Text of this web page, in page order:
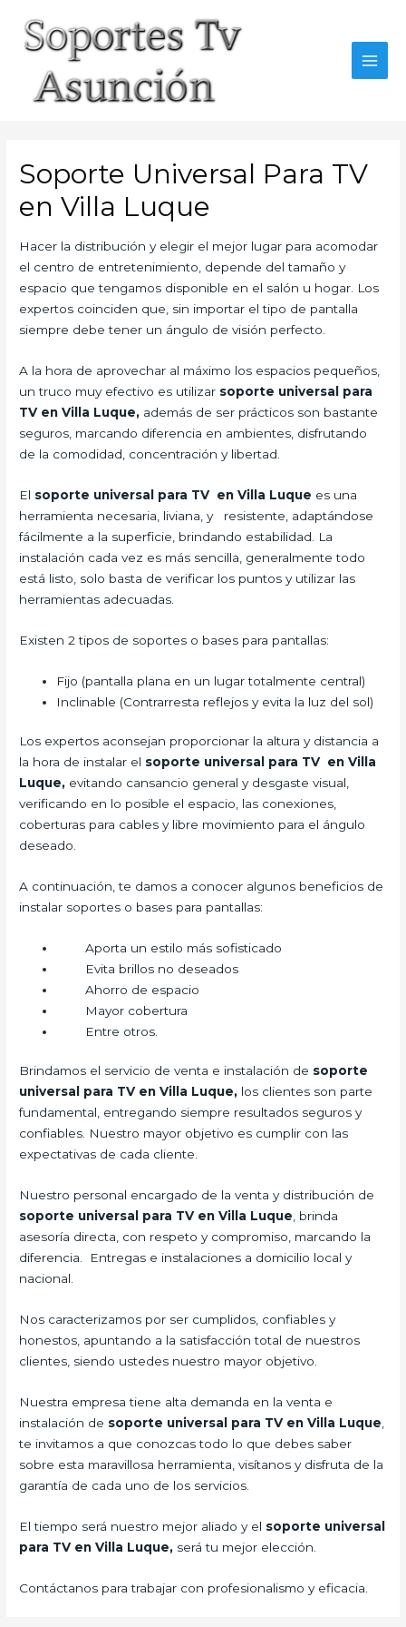
content
Soporte Universal Para TV
en Villa Luque
Hacer la distribución y elegir el mejor lugar para acomodar
el centro de entretenimiento, depende del tamaño y
espacio que tengamos disponible en el salón u hogar. Los
expertos coinciden que, sin importar el tipo de pantalla
siempre debe tener un ángulo de visión perfecto.
A la hora de aprovechar al máximo los espacios pequeños,
un truco muy efectivo es utilizar soporte universal para
TV en Villa Luque, además de ser prácticos son bastante
seguros, marcando diferencia en ambientes, disfrutando
de la comodidad, concentración y libertad.
El soporte universal para TV en Villa Luque es una
herramienta necesaria, liviana, y resistente, adaptándose
fácilmente a la superficie, brindando estabilidad. La
instalación cada vez es más sencilla, generalmente todo
está listo, solo basta de verificar los puntos y utilizar las
herramientas adecuadas.
Existen 2 tipos de soportes o bases para pantallas:
Fijo (pantalla plana en un lugar totalmente central)
Inclinable (Contrarresta reflejos y evita la luz del sol)
Los expertos aconsejan proporcionar la altura y distancia a
la hora de instalar el soporte universal para TV en Villa
Luque, evitando cansancio general y desgaste visual,
verificando en lo posible el espacio, las conexiones,
coberturas para cables y libre movimiento para el ángulo
deseado.
A continuación, te damos a conocer algunos beneficios de
instalar soportes o bases para pantallas:
Aporta un estilo más sofisticado
Evita brillos no deseados
Ahorro de espacio
Mayor cobertura
Entre otros.
Brindamos el servicio de venta e instalación de soporte
universal para TV en Villa Luque, los clientes son parte
fundamental, entregando siempre resultados seguros y
confiables. Nuestro mayor objetivo es cumplir con las
expectativas de cada cliente.
Nuestro personal encargado de la venta y distribución de
soporte universal para TV en Villa Luque, brinda
asesoría directa, con respeto y compromiso, marcando la
diferencia. Entregas e instalaciones a domicilio local y
nacional.
Nos caracterizamos por ser cumplidos, confiables y
honestos, apuntando a la satisfacción total de nuestros
clientes, siendo ustedes nuestro mayor objetivo.
Nuestra empresa tiene alta demanda en la venta e
instalación de soporte universal para TV en Villa Luque
te invitamos a que conozcas todo lo que debes saber
sobre esta maravillosa herramienta, visítanos y disfruta de la
garantía de cada uno de los servicios.
El tiempo será nuestro mejor aliado y el soporte universal
para TV en Villa Luque, será tu mejor elección.
Contáctanos para trabajar con profesionalismo y eficacia.